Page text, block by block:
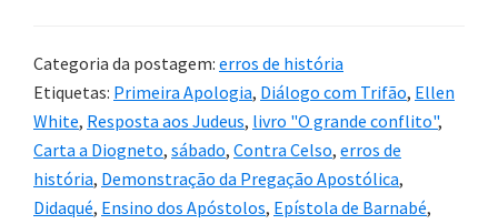
Categoria da postagem: erros de história
Etiquetas: Primeira Apologia, Diálogo com Trifão, Ellen
White, Resposta aos Judeus, livro "O grande conflito",
Carta a Diogneto, sábado, Contra Celso, erros de
história, Demonstração da Pregação Apostólica,
Didaqué, Ensino dos Apóstolos, Epístola de Barnabé,